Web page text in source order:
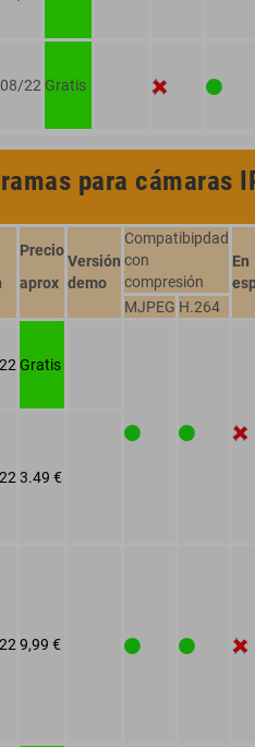
22 Gratis
para cámaras
Precio
aprox
Versión
demo
Compatibipdad
con
compresión
En
MJPEG H.264
Gratis
3.49 €
9,99 €